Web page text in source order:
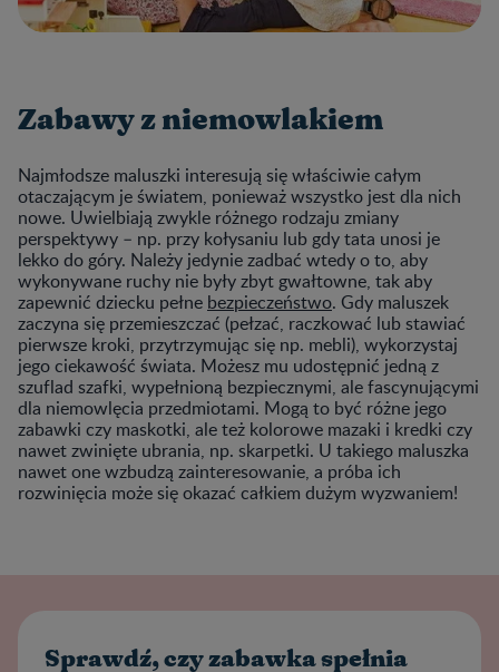
Zabawy z niemowlakiem
Najmłodsze maluszki interesują się właściwie całym
otaczającym je światem, ponieważ wszystko jest dla nich
nowe. Uwielbiają zwykle różnego rodzaju zmiany
perspektywy – np. przy kołysaniu lub gdy tata unosi je
lekko do góry. Należy jedynie zadbać wtedy o to, aby
wykonywane ruchy nie były zbyt gwałtowne, tak aby
zapewnić dziecku pełne bezpieczeństwo. Gdy maluszek
zaczyna się przemieszczać (pełzać, raczkować lub stawiać
pierwsze kroki, przytrzymując się np. mebli), wykorzystaj
jego ciekawość świata. Możesz mu udostępnić jedną z
szuflad szafki, wypełnioną bezpiecznymi, ale fascynującymi
dla niemowlęcia przedmiotami. Mogą to być różne jego
zabawki czy maskotki, ale też kolorowe mazaki i kredki czy
nawet zwinięte ubrania, np. skarpetki. U takiego maluszka
nawet one wzbudzą zainteresowanie, a próba ich
rozwinięcia może się okazać całkiem dużym wyzwaniem!
Sprawdź, czy zabawka spełnia